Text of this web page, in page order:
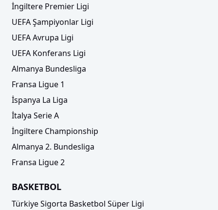
İngiltere Premier Ligi
UEFA Şampiyonlar Ligi
UEFA Avrupa Ligi
UEFA Konferans Ligi
Almanya Bundesliga
Fransa Ligue 1
İspanya La Liga
İtalya Serie A
İngiltere Championship
Almanya 2. Bundesliga
Fransa Ligue 2
BASKETBOL
Türkiye Sigorta Basketbol Süper Ligi